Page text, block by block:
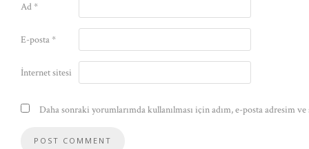
Ad*
E-posta*
İnternet sitesi
Daha sonraki yorumlarımda kullanılması için adım, e-posta adresim